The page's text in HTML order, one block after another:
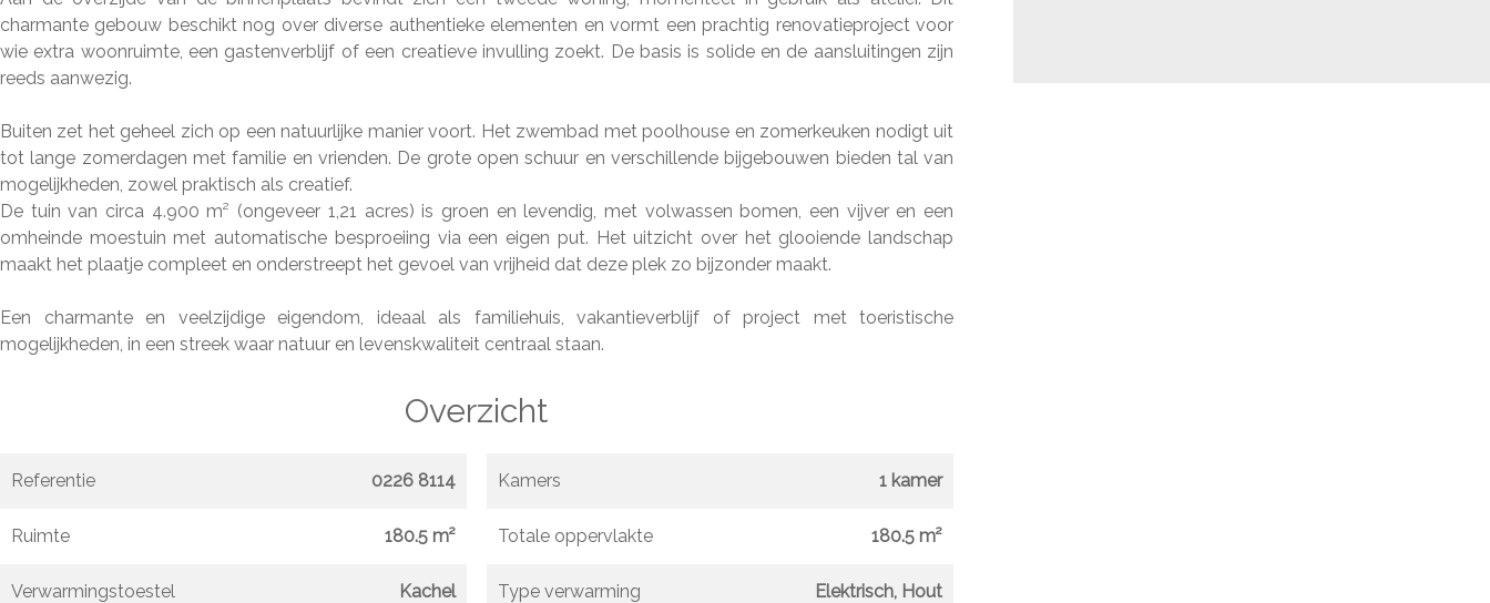
charmante gebouw beschikt nog over diverse authentieke elementen en vormt een prachtig renovatieproject voor
wie extra woonruimte, een gastenverblijf of een creatieve invulling zoekt. De basis is solide en de aansluitingen zijn
reeds aanwezig.
Buiten zet het geheel zich op een natuurlijke manier voort. Het zwembad met poolhouse en zomerkeuken nodigt uit
tot lange zomerdagen met familie en vrienden. De grote open schuur en verschillende bijgebouwen bieden tal van
mogelijkheden, zowel praktisch als creatief.
De tuin van circa 4.900 m² (ongeveer 1,21 acres) is groen en levendig, met volwassen bomen, een vijver en een
omheinde moestuin met automatische besproeiing via een eigen put. Het uitzicht over het glooiende landschap
maakt het plaatje compleet en onderstreept het gevoel van vrijheid dat deze plek zo bijzonder maakt.
Een charmante en veelzijdige eigendom, ideaal als familiehuis, vakantieverblijf of project met toeristische
mogelijkheden, in een streek waar natuur en levenskwaliteit centraal staan.
Overzicht
Referentie 0226 8114 Kamers 1 kamer
Ruimte 180.5 m² Totale oppervlakte 180.5 m²
Verwarmingstoestel Kachel Type verwarming Elektrisch, Hout